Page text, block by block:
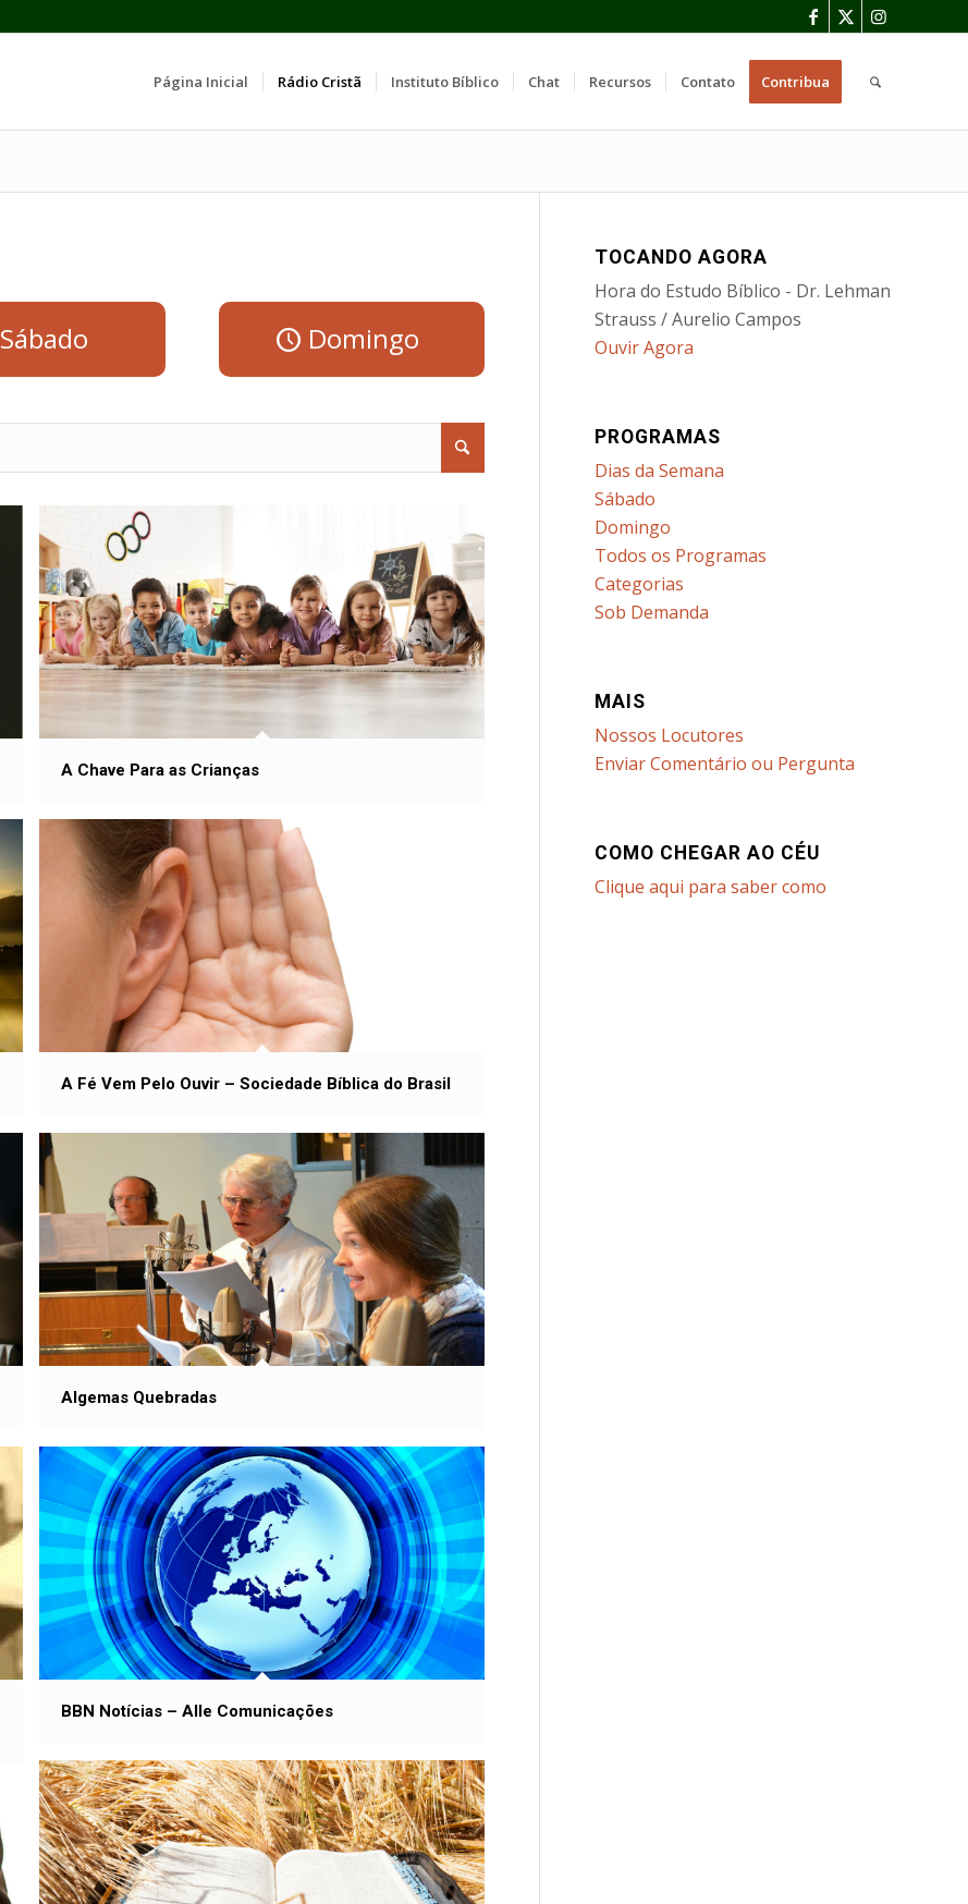
Página Inicial Rádio Cristã Instituto Bíblico Chat Recursos Contato Contribua
Sábado Domingo
A Chave Para as Crianças
A Fé Vem Pelo Ouvir – Sociedade Bíblica do Brasil
Algemas Quebradas
BBN Notícias – Alle Comunicações
TOCANDO AGORA
Hora do Estudo Bíblico - Dr. Lehman
Strauss / Aurelio Campos
Ouvir Agora
PROGRAMAS
Dias da Semana
Sábado
Domingo
Todos os Programas
Categorias
Sob Demanda
MAIS
Nossos Locutores
Enviar Comentário ou Pergunta
COMO CHEGAR AO CÉU
Clique aqui para saber como